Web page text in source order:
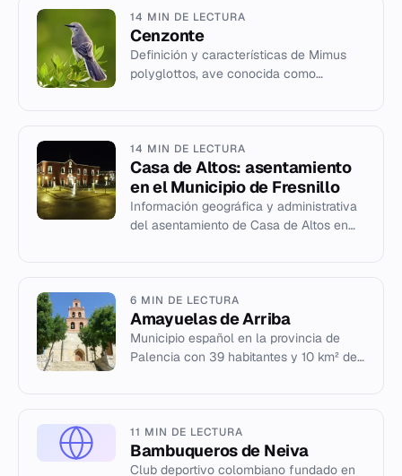
14 MIN DE LECTURA
Cenzonte
Definición y características de Mimus
polyglottos, ave conocida como
14 MIN DE LECTURA
Casa de Altos: asentamiento
en el Municipio de Fresnillo
Información geográfica y administrativa
del asentamiento de Casa de Altos en
6 MIN DE LECTURA
Amayuelas de Arriba
Municipio español en la provincia de
Palencia con 39 habitantes y 10 km² de
11 MIN DE LECTURA
Bambuqueros de Neiva
Club deportivo colombiano fundado en